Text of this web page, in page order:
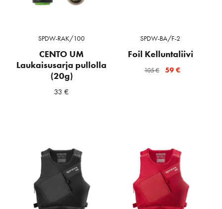
SPDW-RAK/100
CENTO UM
Laukaisusarja pullolla
(20g)
33€
SPDW-BA/F-2
Foil Kelluntaliivi
105€
Alkuperäinen
59€Nykyinen